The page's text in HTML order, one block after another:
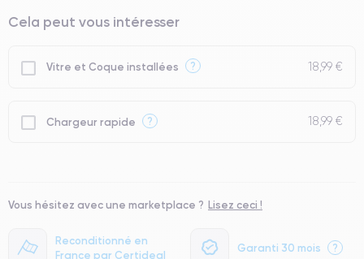
Reconditionné en
France par Certideal
Garanti 30 mois ?
Cela peut vous intéresser
Vitre et Coque installées ? 18,99 €
Chargeur rapide ? 18,99 €
Vous hésitez avec une marketplace ? Lisez ceci !